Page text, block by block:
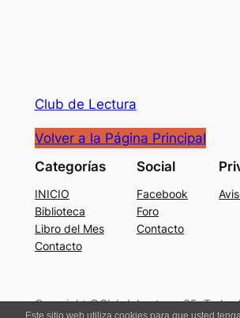
Club de Lectura
Volver a la Página Principal
Categorías
INICIO
Biblioteca
Libro del Mes
Contacto
Social
Facebook
Foro
Contacto
Copyright ©ClubdeLectura+65. Todos
Este sitio web utiliza cookies para que usted